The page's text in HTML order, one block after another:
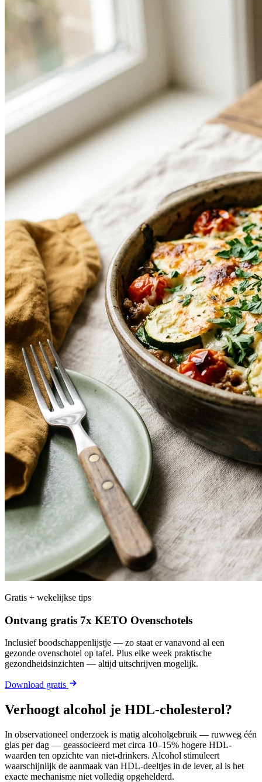
Gratis + wekelijkse tips
Ontvang gratis 7x KETO Ovenschotels
Inclusief boodschappenlijstje — zo staat er vanavond al een
gezonde ovenschotel op tafel. Plus elke week praktische
gezondheidsinzichten — altijd uitschrijven mogelijk.
Download gratis
Verhoogt alcohol je HDL-cholesterol?
In observationeel onderzoek is matig alcoholgebruik — ruwweg één
glas per dag — geassocieerd met circa 10–15% hogere HDL-
waarden ten opzichte van niet-drinkers. Alcohol stimuleert
waarschijnlijk de aanmaak van HDL-deeltjes in de lever, al is het
exacte mechanisme niet volledig opgehelderd.